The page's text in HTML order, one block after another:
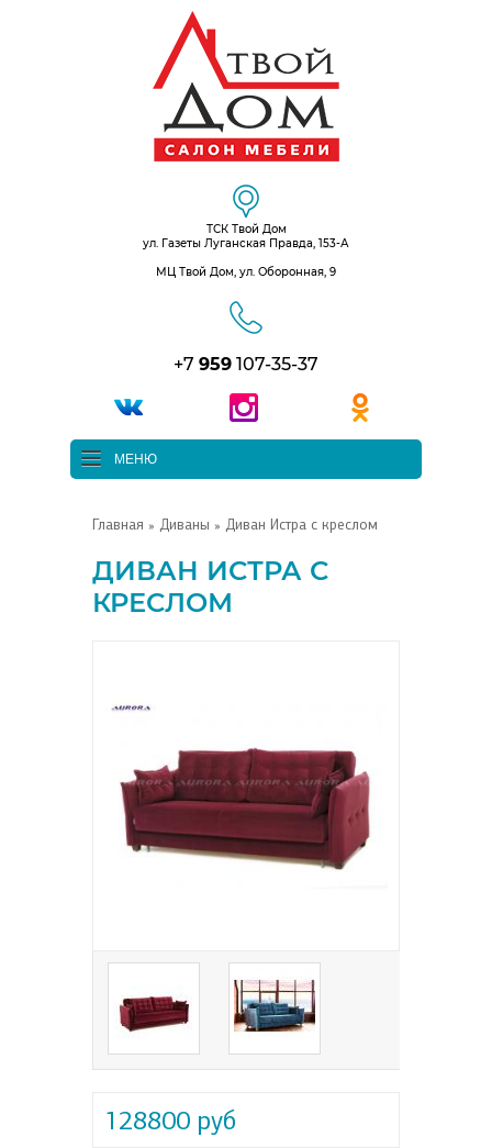
ТСК Твой Дом
ул. Газеты Луганская Правда, 153-А
МЦ Твой Дом, ул. Оборонная, 9
+7 959 107-35-37
МЕНЮ
Главная » Диваны » Диван Истра с креслом
ДИВАН ИСТРА С
КРЕСЛОМ
128800 руб